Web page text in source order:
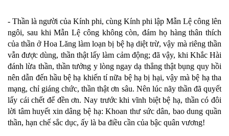
- Thần là người của Kính phi, cùng Kính phi lập Mẫn Lệ công lên
ngôi, sau khi Mẫn Lệ công không còn, đám họ hàng thân thích
của thần ở Hoa Lăng làm loạn bị bệ hạ diệt trừ, vậy mà riêng thần
vẫn được dùng, thần thật lấy làm cảm động; đã vậy, khi Khắc Hài
đánh lừa thần, thần tưởng y lòng ngay dạ thẳng thật bụng quy hồi
nên dẫn đến hầu bệ hạ khiến tí nữa bệ hạ bị hại, vậy mà bệ hạ tha
mạng, chỉ giáng chức, thần thật ơn sâu. Nên lúc nãy thần đã quyết
lấy cái chết để đền ơn. Nay trước khi vĩnh biệt bệ hạ, thần có đôi
lời tâm huyết xin dâng bệ hạ: Khoan thư sức dân, bao dung quần
thần, hạn chế sắc dục, ấy là ba điều cần của bậc quân vương!